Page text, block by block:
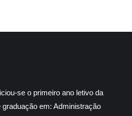
se o primeiro ano letivo da
em: Administração